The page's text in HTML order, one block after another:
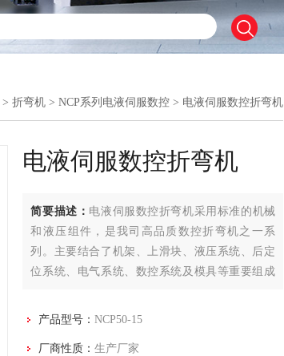
>折弯机 >NCP系列电液伺服数控 > 电液伺服数控折弯机
电液伺服数控折弯机
简要描述： 电液伺服数控折弯机采用标准的机械
和液压组件，是我司高品质数控折弯机之一系
列。主要结合了机架、上滑块、液压系统、后定
位系统、电气系统、数控系统及模具等重要组成
产品型号：NCP50-15
厂商性质：生产厂家